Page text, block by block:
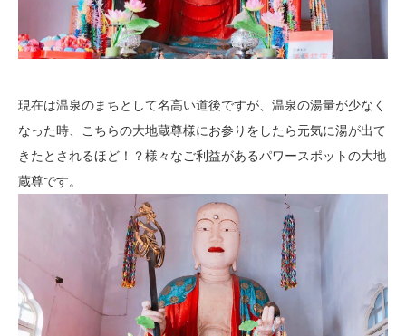
現在は温泉のまちとして名高い道後ですが、温泉の湯量が少なく
なった時、こちらの大地蔵尊様にお参りをしたら元気に湯が出て
きたとされるほど！？様々なご利益があるパワースポットの大地
蔵尊です。